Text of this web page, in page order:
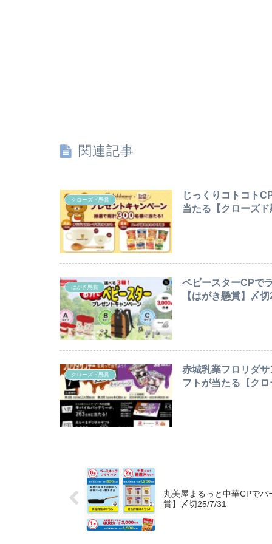
関連記事
クローズド懸賞
じっくりコトコト
当たる【クローズ
はがき懸賞
ベビースターCPで
【はがき懸賞】〆
クローズド懸賞
赤城乳業フロリダ
フトが当たる【ク
丸美屋まるっと中華CPで
賞】〆切25/7/31